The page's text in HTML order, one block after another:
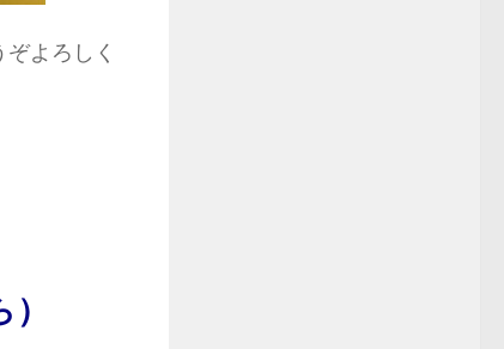
よろしく